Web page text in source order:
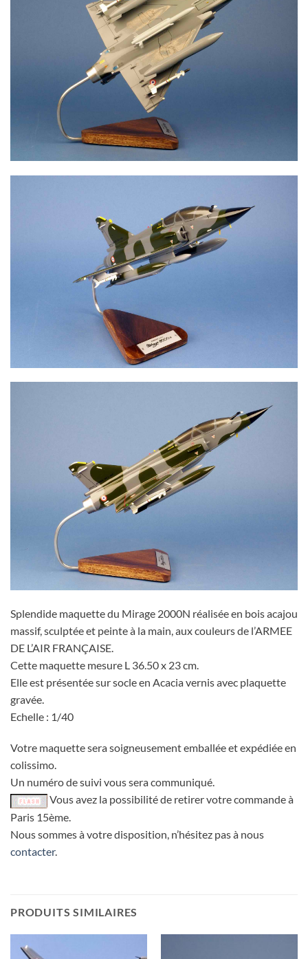
Splendide maquette du Mirage 2000N réalisée en bois acajou
massif, sculptée et peinte à la main, aux couleurs de l’ARMEE
DE L’AIR FRANÇAISE.
Cette maquette mesure L 36.50 x 23 cm.
Elle est présentée sur socle en Acacia vernis avec plaquette
gravée.
Echelle : 1/40
Votre maquette sera soigneusement emballée et expédiée en
colissimo.
Un numéro de suivi vous sera communiqué.
Vous avez la possibilité de retirer votre commande à
Paris 15ème.
Nous sommes à votre disposition, n’hésitez pas à nous
contacter.
PRODUITS SIMILAIRES